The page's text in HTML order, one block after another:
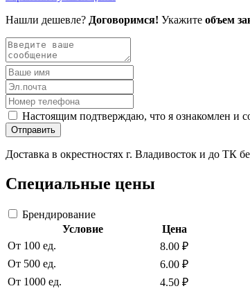
Нашли дешевле? Договоримся! Укажите объем
Настоящим подтверждаю, что я ознакомлен и
Отправить
Доставка в окрестностях г. Владивосток и до ТК
Специальные цены
Брендирование
Условие
Цена
От 100 ед.
8.00 ₽
От 500 ед.
6.00 ₽
От 1000 ед.
4.50 ₽